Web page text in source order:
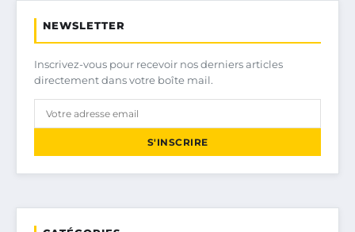
NEWSLETTER
Inscrivez-vous pour recevoir nos derniers articles
directement dans votre boîte mail.
S'INSCRIRE